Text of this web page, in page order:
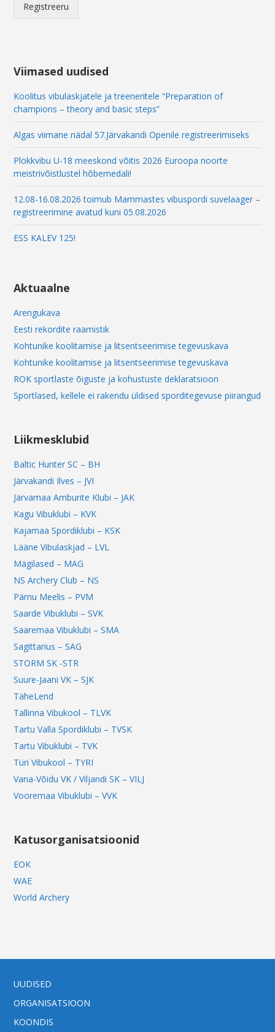
*
Registreeru
Viimased uudised
Koolitus vibulaskjatele ja treeneritele “Preparation of
champions – theory and basic steps”
Algas viimane nädal 57.Järvakandi Openile registreerimiseks
Plokkvibu U-18 meeskond võitis 2026 Euroopa noorte
meistrivõistlustel hõbemedali!
12.08-16.08.2026 toimub Mammastes vibuspordi suvelaager –
registreerimine avatud kuni 05.08.2026
ESS KALEV 125!
Aktuaalne
Arengukava
Eesti rekordite raamistik
Kohtunike koolitamise ja litsentseerimise tegevuskava
Kohtunike koolitamise ja litsentseerimise tegevuskava
ROK sportlaste õiguste ja kohustuste deklaratsioon
Sportlased, kellele ei rakendu üldised sporditegevuse piirangud
Liikmesklubid
Baltic Hunter SC – BH
Järvakandi Ilves – JVI
Järvamaa Amburite Klubi – JAK
Kagu Vibuklubi – KVK
Kajamaa Spordiklubi – KSK
Lääne Vibulaskjad – LVL
Mägilased – MAG
NS Archery Club – NS
Pärnu Meelis – PVM
Saarde Vibuklubi – SVK
Saaremaa Vibuklubi – SMA
Sagittarius – SAG
STORM SK -STR
Suure-Jaani VK – SJK
TäheLend
Tallinna Vibukool – TLVK
Tartu Valla Spordiklubi – TVSK
Tartu Vibuklubi – TVK
Türi Vibukool – TYRI
Vana-Võidu VK / Viljandi SK – VILJ
Vooremaa Vibuklubi – VVK
Katusorganisatsioonid
EOK
WAE
World Archery
UUDISED
ORGANISATSIOON
KOONDIS